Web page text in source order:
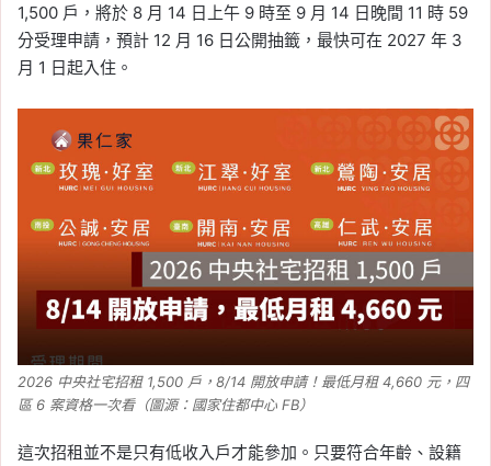
1,500 戶，將於 8 月 14 日上午 9 時至 9 月 14 日晚間 11 時 59
分受理申請，預計 12 月 16 日公開抽籤，最快可在 2027 年 3
月 1 日起入住。
2026 中央社宅招租 1,500 戶，8/14 開放申請！最低月租 4,660 元，四
區 6 案資格一次看（圖源：國家住都中心 FB）
這次招租並不是只有低收入戶才能參加。只要符合年齡、設籍